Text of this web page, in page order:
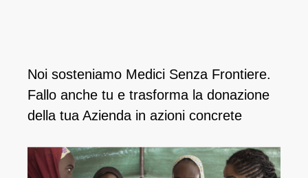
Noi sosteniamo Medici Senza Frontiere.
Fallo anche tu e ​trasforma la donazione
della tua Azienda in azioni concrete